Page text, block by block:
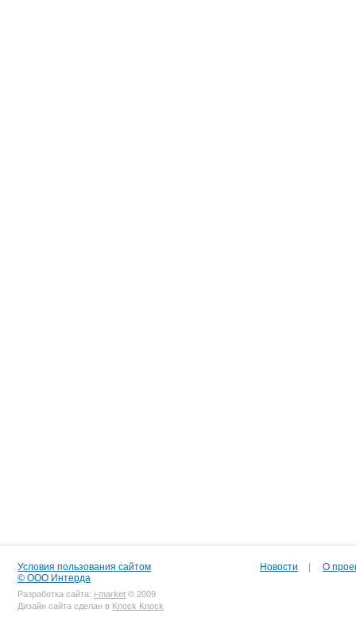
Условия пользования сайтом
© ООО Интерда
Разработка сайта: i-market © 2009
Дизайн сайта сделан в Knock Knock
Новости О